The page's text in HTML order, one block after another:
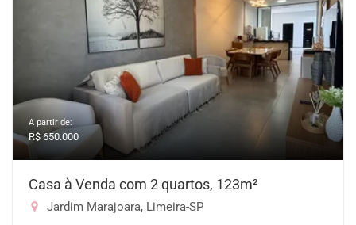
A partir de:
R$ 650.000
Casa à Venda com 2 quartos, 123m²
Jardim Marajoara, Limeira-SP